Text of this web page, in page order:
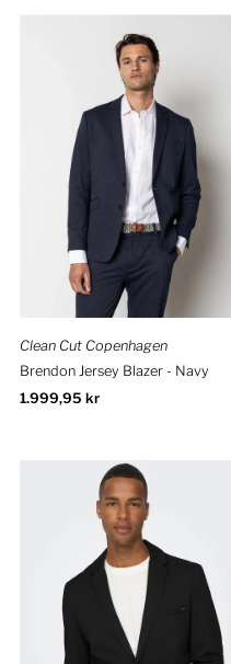
Clean Cut Copenhagen
Brendon Jersey Blazer - Navy
Ordinær
1.999,95 kr